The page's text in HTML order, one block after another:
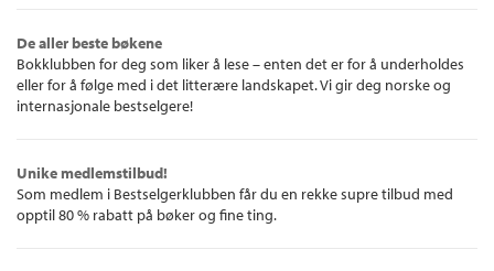
De aller beste bøkene
Bokklubben for deg som liker å lese – enten det er for å underholdes
eller for å følge med i det litterære landskapet. Vi gir deg norske og
internasjonale bestselgere!
Unike medlemstilbud!
Som medlem i Bestselgerklubben får du en rekke supre tilbud med
opptil 80 % rabatt på bøker og fine ting.